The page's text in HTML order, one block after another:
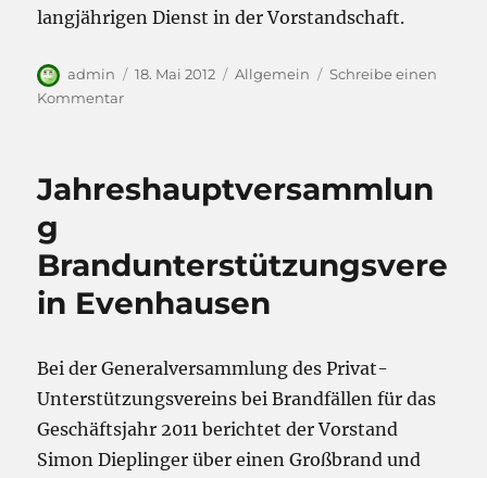
langjährigen Dienst in der Vorstandschaft.
Autor
admin
Veröffentlicht
18. Mai 2012 Kategorien
Allgemein
Schreibe einen
Kommentarzu
Feuerwehr
Evenhausen
Jahreshauptversammlun
g
Brandunterstützungsvere
in Evenhausen
Bei der Generalversammlung des Privat-
Unterstützungsvereins bei Brandfällen für das
Geschäftsjahr 2011 berichtet der Vorstand
Simon Dieplinger über einen Großbrand und